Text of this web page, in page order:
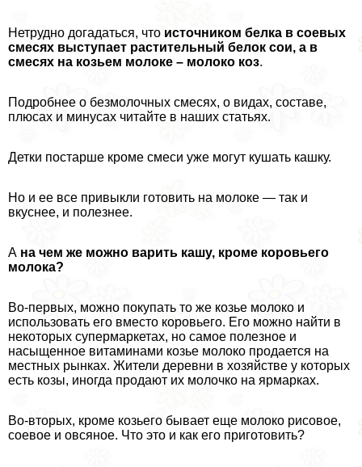
Нетрудно догадаться, что источником белка в соевых
смесях выступает растительный белок сои, а в
смесях на козьем молоке – молоко коз.
Подробнее о безмолочных смесях, о видах, составе,
плюсах и минусах читайте в наших статьях.
Детки постарше кроме смеси уже могут кушать кашку.
Но и ее все привыкли готовить на молоке — так и
вкуснее, и полезнее.
А на чем же можно варить кашу, кроме коровьего
молока?
Во-первых, можно покупать то же козье молоко и
использовать его вместо коровьего. Его можно найти в
некоторых супермаркетах, но самое полезное и
насыщенное витаминами козье молоко продается на
местных рынках. Жители деревни в хозяйстве у которых
есть козы, иногда продают их молочко на ярмарках.
Во-вторых, кроме козьего бывает еще молоко рисовое,
соевое и овсяное. Что это и как его приготовить?